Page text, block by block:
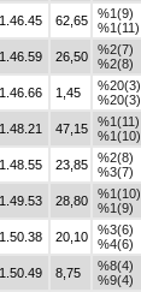
1.46.45 62,65
%1(9)
%1(11)
1.46.59 26,50
%2(7)
%2(8)
1.46.66 1,45
%20(3)
%20(3)
1.48.21 47,15
%1(11)
%1(10)
1.48.55 23,85
%2(8)
%3(7)
1.49.53 28,80
%1(10)
%1(9)
1.50.38 20,10
%3(6)
%4(6)
1.50.49 8,75
%8(4)
%9(4)